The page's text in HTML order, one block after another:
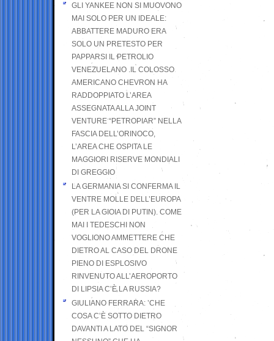
GLI YANKEE NON SI MUOVONO
MAI SOLO PER UN IDEALE:
ABBATTERE MADURO ERA
SOLO UN PRETESTO PER
PAPPARSI IL PETROLIO
VENEZUELANO .IL COLOSSO
AMERICANO CHEVRON HA
RADDOPPIATO L’AREA
ASSEGNATA ALLA JOINT
VENTURE “PETROPIAR” NELLA
FASCIA DELL’ORINOCO,
L’AREA CHE OSPITA LE
MAGGIORI RISERVE MONDIALI
DI GREGGIO
LA GERMANIA SI CONFERMA IL
VENTRE MOLLE DELL’EUROPA
(PER LA GIOIA DI PUTIN). COME
MAI I TEDESCHI NON
VOGLIONO AMMETTERE CHE
DIETRO AL CASO DEL DRONE
PIENO DI ESPLOSIVO
RINVENUTO ALL’AEROPORTO
DI LIPSIA C’È LA RUSSIA?
GIULIANO FERRARA: ’CHE
COSA C’È SOTTO DIETRO
DAVANTI A LATO DEL “SIGNOR